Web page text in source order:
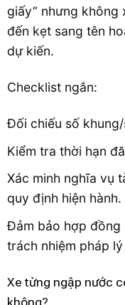
giấy” nhưng không
đến kẹt sang tên
dự kiến.
Checklist ngắn:
Đối chiếu số
Kiểm tra thời hạn
Xác minh nghĩa vụ
quy định hiện hành.
Đảm bảo hợp đồng
trách nhiệm pháp
Xe từng ngập nước
không?